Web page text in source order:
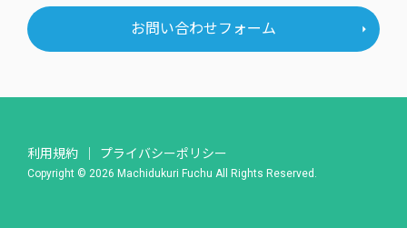
お問い合わせフォーム
利用規約 プライバシーポリシー
Copyright © 2026 Machidukuri Fuchu All Rights Reserved.